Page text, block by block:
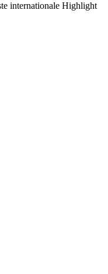
internationale Highlight